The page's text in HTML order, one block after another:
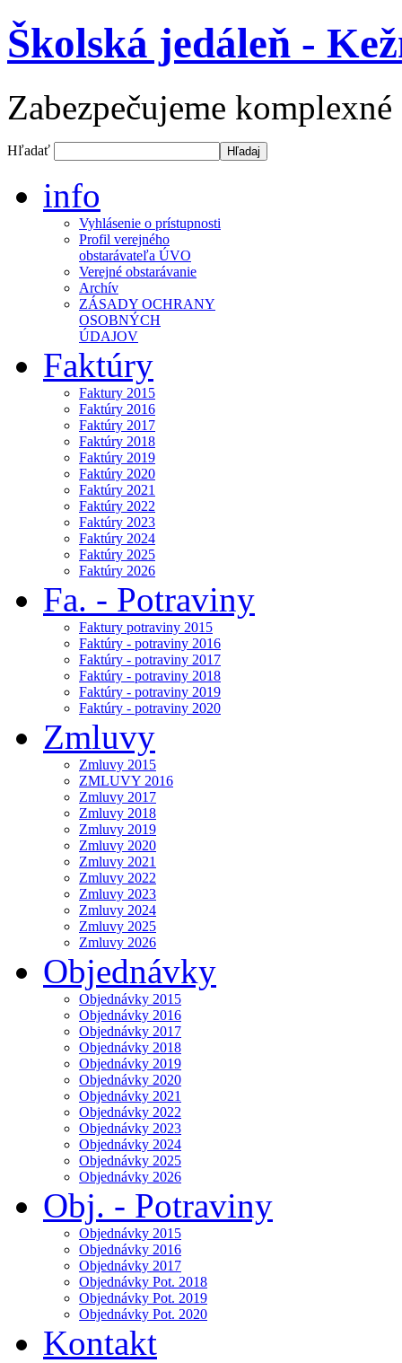
Školská jedáleň -
Zabezpečujeme
Hľadať
info
Vyhlásenie o prístupnosti
Profil verejného
obstarávateľa ÚVO
Verejné obstarávanie
Archív
ZÁSADY OCHRANY
OSOBNÝCH
ÚDAJOV
Faktúry
Faktury 2015
Faktúry 2016
Faktúry 2017
Faktúry 2018
Faktúry 2019
Faktúry 2020
Faktúry 2021
Faktúry 2022
Faktúry 2023
Faktúry 2024
Faktúry 2025
Faktúry 2026
Fa. - Potraviny
Faktury potraviny 2015
Faktúry - potraviny 2016
Faktúry - potraviny 2017
Faktúry - potraviny 2018
Faktúry - potraviny 2019
Faktúry - potraviny 2020
Zmluvy
Zmluvy 2015
ZMLUVY 2016
Zmluvy 2017
Zmluvy 2018
Zmluvy 2019
Zmluvy 2020
Zmluvy 2021
Zmluvy 2022
Zmluvy 2023
Zmluvy 2024
Zmluvy 2025
Zmluvy 2026
Objednávky
Objednávky 2015
Objednávky 2016
Objednávky 2017
Objednávky 2018
Objednávky 2019
Objednávky 2020
Objednávky 2021
Objednávky 2022
Objednávky 2023
Objednávky 2024
Objednávky 2025
Objednávky 2026
Obj. - Potraviny
Objednávky 2015
Objednávky 2016
Objednávky 2017
Objednávky Pot. 2018
Objednávky Pot. 2019
Objednávky Pot. 2020
Kontakt